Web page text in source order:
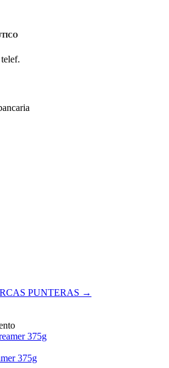
PUNTERAS →
375g